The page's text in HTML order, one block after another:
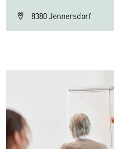
8380 Jennersdorf